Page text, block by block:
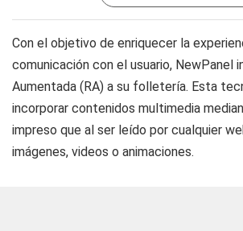
Con el objetivo de enriquecer la
comunicación con el usuario, NewPanel
Aumentada (RA) a su folletería. Esta
incorporar contenidos multimedia
impreso que al ser leído por cualquier
imágenes, videos o animaciones.